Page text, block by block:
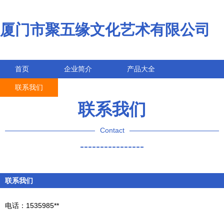
厦门市聚五缘文化艺术有限公司
首页 企业简介 产品大全
联系我们
联系我们
Contact
----------------
联系我们
电话：1535985**